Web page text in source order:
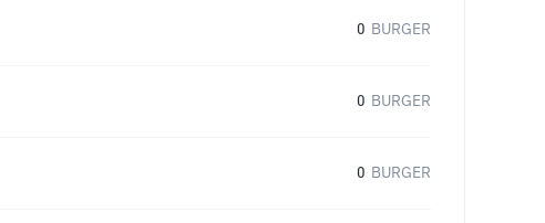
0 BURGER
0 BURGER
0 BURGER